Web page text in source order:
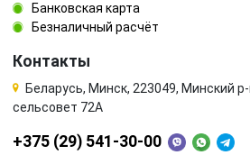
Банковская карта
Безналичный расчёт
Контакты
Беларусь, Минск, 223049, Минский
сельсовет 72А
+375 (29) 541-30-00